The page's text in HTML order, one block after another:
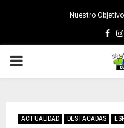
Nuestro Objetivo
PRIMARY
ACTUALIDAD DESTACADAS